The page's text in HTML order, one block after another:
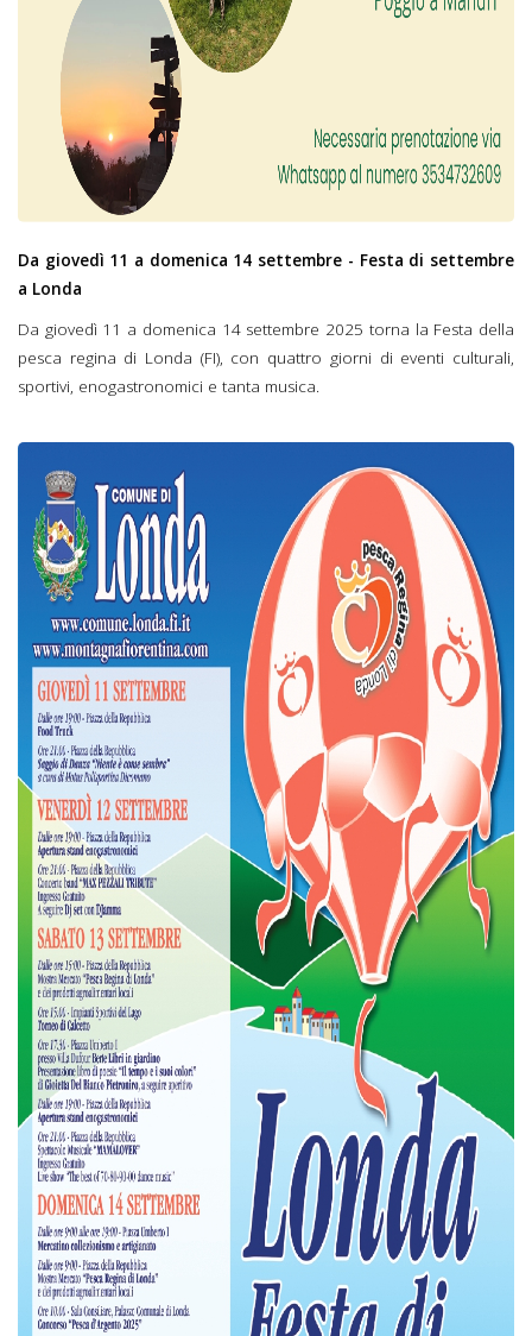
Da giovedì 11 a domenica 14 settembre - Festa di settembre
a Londa
Da giovedì 11 a domenica 14 settembre 2025 torna la Festa della
pesca regina di Londa (FI), con quattro giorni di eventi culturali,
sportivi, enogastronomici e tanta musica.
Festa di Settembre
2025 Londa.jpg